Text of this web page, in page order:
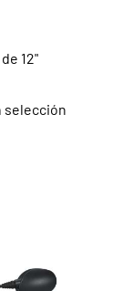
12"
selección